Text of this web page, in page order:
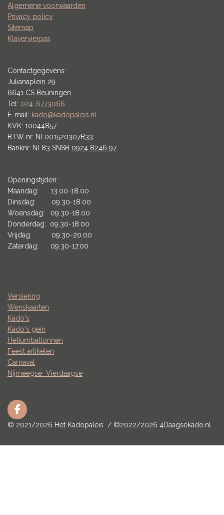
Algemene voorwaarden
Privacy policy
Sitemap
Klavervierpas
Contactgegevens:
Julianaplein 29
6641 CS Beuningen
Tel: 024-6773066
E-mail: kado@kadopaleis.nl
KVK: 10044857
BTW nr. NL001520307B33
Banknr. NL83 SNSB 0924 8246 97
Openingstijden:
Maandag: 13.00-18.00
Dinsdag: 09.30-18.00
Woensdag: 09.30-18.00
Donderdag: 09.30-18.00
Vrijdag: 09.30-20.00
Zaterdag: 09.30-17.00
Versiering
Wenskaarten
Kado's
Kado's gein
Heliumballonnen
Feest artikelen
Carnaval
Nijmeegse Vierdaagse
F
a
© 2021/2026 Het Kadopaleis / ©2022/2026 4Daagsekado.nl